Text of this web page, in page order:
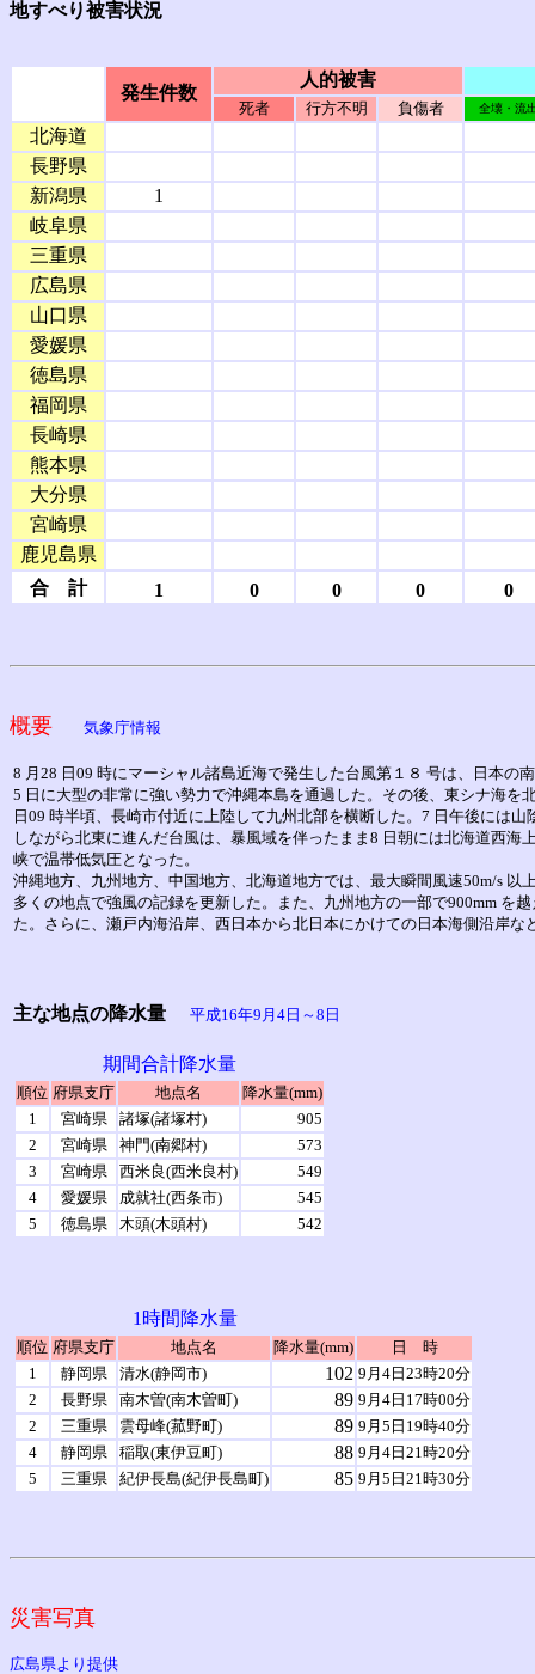
地すべり被害状況
発生件数
人的被害
死者 行方不明 負傷者 全壊・流
北海道
長野県
新潟県
1
岐阜県
三重県
広島県
山口県
愛媛県
徳島県
福岡県
長崎県
熊本県
大分県
宮崎県
鹿児島県
合 計
1 0 0 0 0
概要 気象庁情報
8 月28 日09 時にマーシャル諸島近海で発生した台風第１８ 号は、日本の
5 日に大型の非常に強い勢力で沖縄本島を通過した。その後、東シナ海を
日09 時半頃、長崎市付近に上陸して九州北部を横断した。7 日午後には
しながら北東に進んだ台風は、暴風域を伴ったまま8 日朝には北海道西海
峡で温帯低気圧となった。
沖縄地方、九州地方、中国地方、北海道地方では、最大瞬間風速50m/s 以
多くの地点で強風の記録を更新した。また、九州地方の一部で900mm を
た。さらに、瀬戸内海沿岸、西日本から北日本にかけての日本海側沿岸な
主な地点の降水量 平成16年9月4日～8日
期間合計降水量
順位 府県支庁 地点名
降水量(mm)
1
宮崎県 諸塚(諸塚村)
905
2
宮崎県 神門(南郷村)
573
3
宮崎県 西米良(西米良村)
549
4
愛媛県 成就社(西条市)
545
5
徳島県 木頭(木頭村) 542
1時間降水量
順位 府県支庁 地点名 降水量(mm)
日 時
1
静岡県 清水(静岡市) 102 9月4日23時20分
2
長野県 南木曽(南木曽町) 89 9月4日17時00分
2
三重県 雲母峰(菰野町) 89 9月5日19時40分
4
静岡県 稲取(東伊豆町) 88 9月4日21時20分
5
三重県 紀伊長島(紀伊長島町) 85 9月5日21時30分
災害写真
広島県より提供